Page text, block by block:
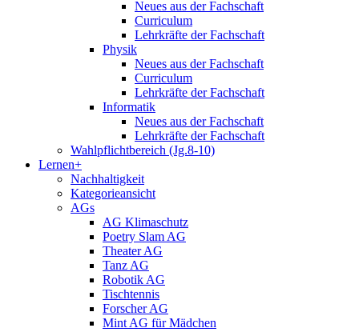
Neues aus der Fachschaft
Curriculum
Lehrkräfte der Fachschaft
Physik
Neues aus der Fachschaft
Curriculum
Lehrkräfte der Fachschaft
Informatik
Neues aus der Fachschaft
Lehrkräfte der Fachschaft
Wahlpflichtbereich (Jg.8-10)
Lernen+
Nachhaltigkeit
Kategorieansicht
AGs
AG Klimaschutz
Poetry Slam AG
Theater AG
Tanz AG
Robotik AG
Tischtennis
Forscher AG
Mint AG für Mädchen